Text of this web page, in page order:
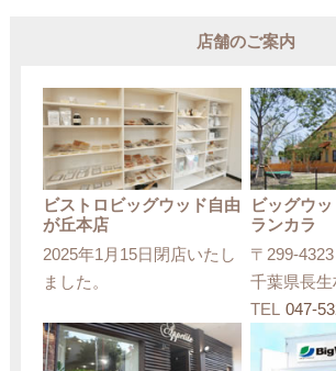
店舗のご案内
ビストロビッグウッド自由
が丘本店
2025年1月15日閉店いたし
ました。
ビッグウ
ランカラ
〒299-4323
千葉県長
TEL 047-